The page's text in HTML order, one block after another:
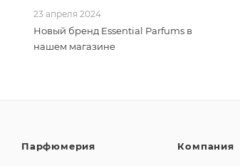
23 апреля 2024
Новый бренд Essential Parfums в
нашем магазине
Парфюмерия Компания